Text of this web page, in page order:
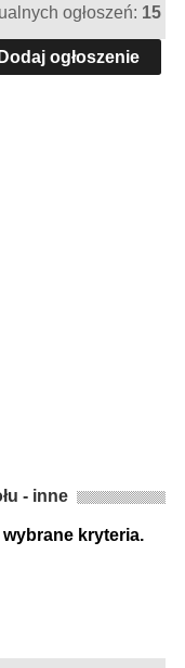
ogłoszeń: 15
ogłoszenie
- inne
wybrane kryteria.